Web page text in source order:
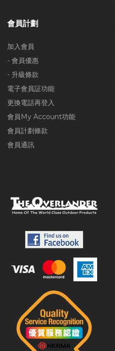
會員計劃
加入會員
- 會員優惠
- 升級條款
電子會員証功能
更換電話再登入
會員My Account功能
會員計劃條款
會員通訊